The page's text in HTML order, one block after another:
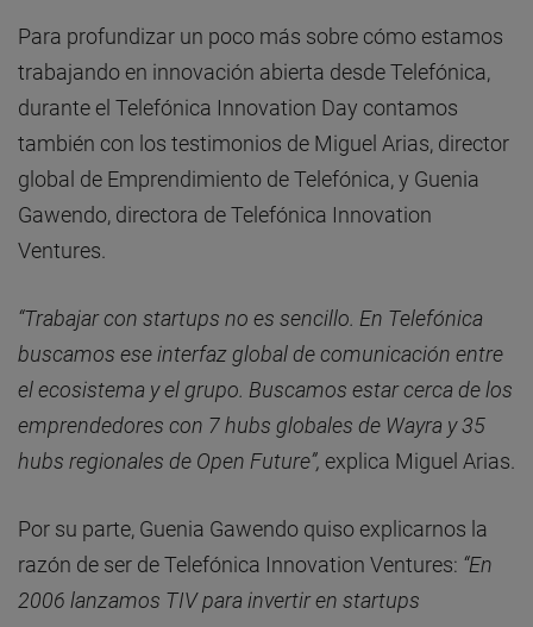
Para profundizar un poco más sobre cómo estamos
trabajando en innovación abierta desde Telefónica,
durante el Telefónica Innovation Day contamos
también con los testimonios de Miguel Arias, director
global de Emprendimiento de Telefónica, y Guenia
Gawendo, directora de Telefónica Innovation
Ventures.
“Trabajar con startups no es sencillo. En Telefónica
buscamos ese interfaz global de comunicación entre
el ecosistema y el grupo. Buscamos estar cerca de los
emprendedores con 7 hubs globales de Wayra y 35
hubs regionales de Open Future”, explica Miguel Arias.
Por su parte, Guenia Gawendo quiso explicarnos la
razón de ser de Telefónica Innovation Ventures: “En
2006 lanzamos TIV para invertir en startups